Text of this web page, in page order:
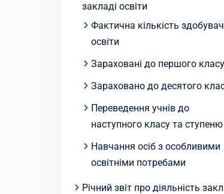
закладі освіти
Фактична кількість
освіти
Зараховані до першого класу
Зараховано до десятого
Переведення учнів до
наступного класу та ступеню
Навчання осіб з особливими
освітніми потребами
Річний звіт про діяльність